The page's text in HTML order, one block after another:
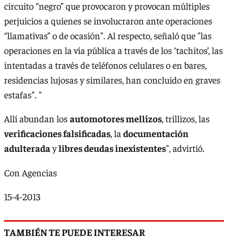
circuito “negro” que provocaron y provocan múltiples
perjuicios a quienes se involucraron ante operaciones
“llamativas” o de ocasión". Al respecto, señaló que "las
operaciones en la vía pública a través de los ‘tachitos’, las
intentadas a través de teléfonos celulares o en bares,
residencias lujosas y similares, han concluido en graves
estafas". "
Allí abundan losautomotores mellizos, trillizos, las
verificaciones falsificadas, la documentación
adulteradaylibres deudas inexistentes", advirtió.
Con Agencias
15-4-2013
TAMBIÉN TE PUEDE INTERESAR